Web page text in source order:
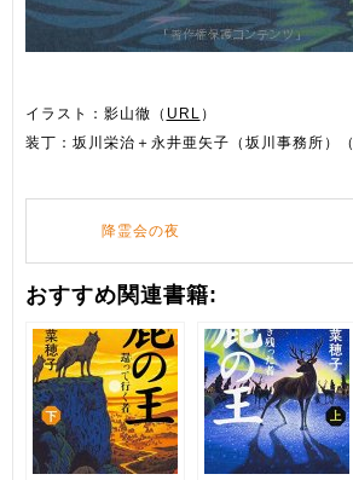
イラスト：影山徹（ URL ）
装丁：坂川栄治＋永井亜矢子（坂川事務所）（
降霊会の夜
おすすめ関連書籍: